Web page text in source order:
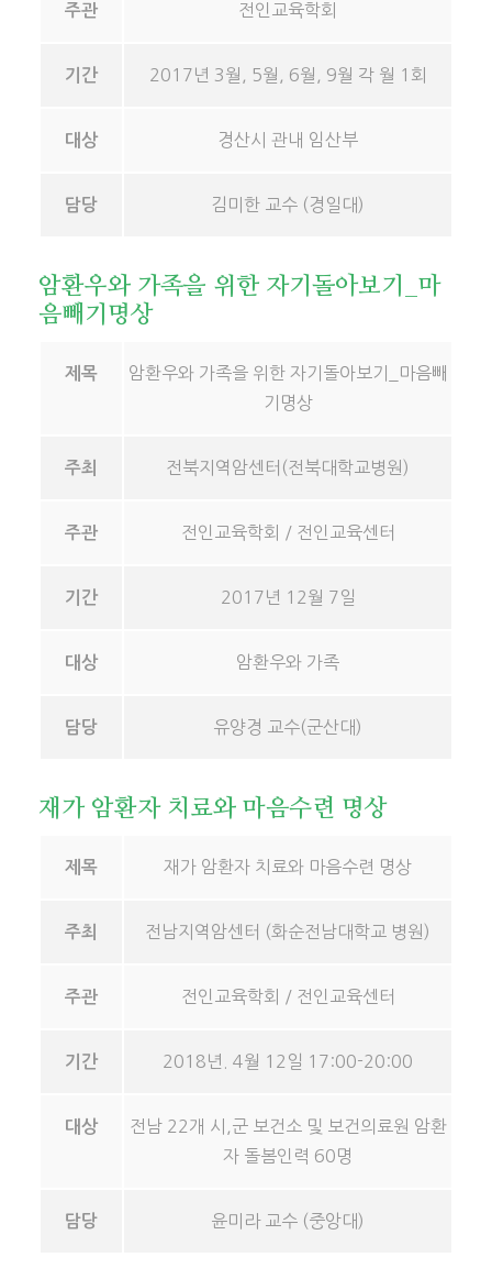
주관 전인교육학회
기간 2017년 3월, 5월, 6월, 9월 각 월 1회
대상 경산시 관내 임산부
담당 김미한 교수 (경일대)
암환우와 가족을 위한 자기돌아보기_마
음빼기명상
제목
암환우와 가족을 위한 자기돌아보기_마음빼
기명상
주최 전북지역암센터(전북대학교병원)
주관 전인교육학회 / 전인교육센터
기간 2017년 12월 7일
대상 암환우와 가족
담당 유양경 교수(군산대)
재가 암환자 치료와 마음수련 명상
제목 재가 암환자 치료와 마음수련 명상
주최 전남지역암센터 (화순전남대학교 병원)
주관 전인교육학회 / 전인교육센터
기간 2018년. 4월 12일 17:00-20:00
대상
전남 22개 시,군 보건소 및 보건의료원 암환
자 돌봄인력 60명
담당 윤미라 교수 (중앙대)